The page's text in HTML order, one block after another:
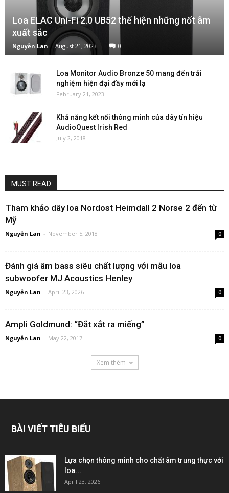
Loa ELAC Uni-Fi 2.0 UB52 thể hiện những nốt âm
xuất sắc
Nguyễn Lan - August 21, 2023 0
Loa Monitor Audio Bronze 50 mang đến trải
nghiệm hiện đại đầy mới lạ
February 21, 2023
Khả năng kết nối thông minh của dây tín hiệu
AudioQuest Irish Red
July 2, 2018
MUST READ
Tham khảo dây loa Nordost Heimdall 2 Norse 2 đến từ
Mỹ
Nguyễn Lan - November 5, 2018 0
Đánh giá âm bass siêu chất lượng với mẫu loa
subwoofer MJ Acoustics Henley
Nguyễn Lan - April 23, 2026 0
Ampli Goldmund: “Đắt xắt ra miếng”
Nguyễn Lan - May 22, 2017 0
Xem thêm
BÀI VIẾT TIÊU BIỂU
Lựa chọn thông minh cho chất âm trung thực với
loa...
April 23, 2026